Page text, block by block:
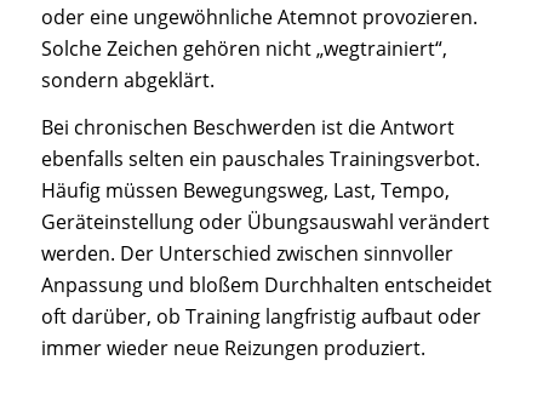
oder eine ungewöhnliche Atemnot provozieren.
Solche Zeichen gehören nicht „wegtrainiert“,
sondern abgeklärt.
Bei chronischen Beschwerden ist die Antwort
ebenfalls selten ein pauschales Trainingsverbot.
Häufig müssen Bewegungsweg, Last, Tempo,
Geräteinstellung oder Übungsauswahl verändert
werden. Der Unterschied zwischen sinnvoller
Anpassung und bloßem Durchhalten entscheidet
oft darüber, ob Training langfristig aufbaut oder
immer wieder neue Reizungen produziert.